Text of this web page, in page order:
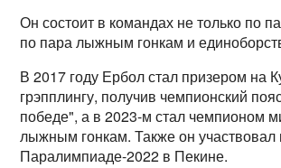
Он состоит в командах не только по
по пара лыжным гонкам и
В 2017 году Ербол стал призером на
грэпплингу, получив чемпионский
победе", а в 2023-м стал чемпионом
лыжным гонкам. Также он участвовал
Паралимпиаде-2022 в Пекине.